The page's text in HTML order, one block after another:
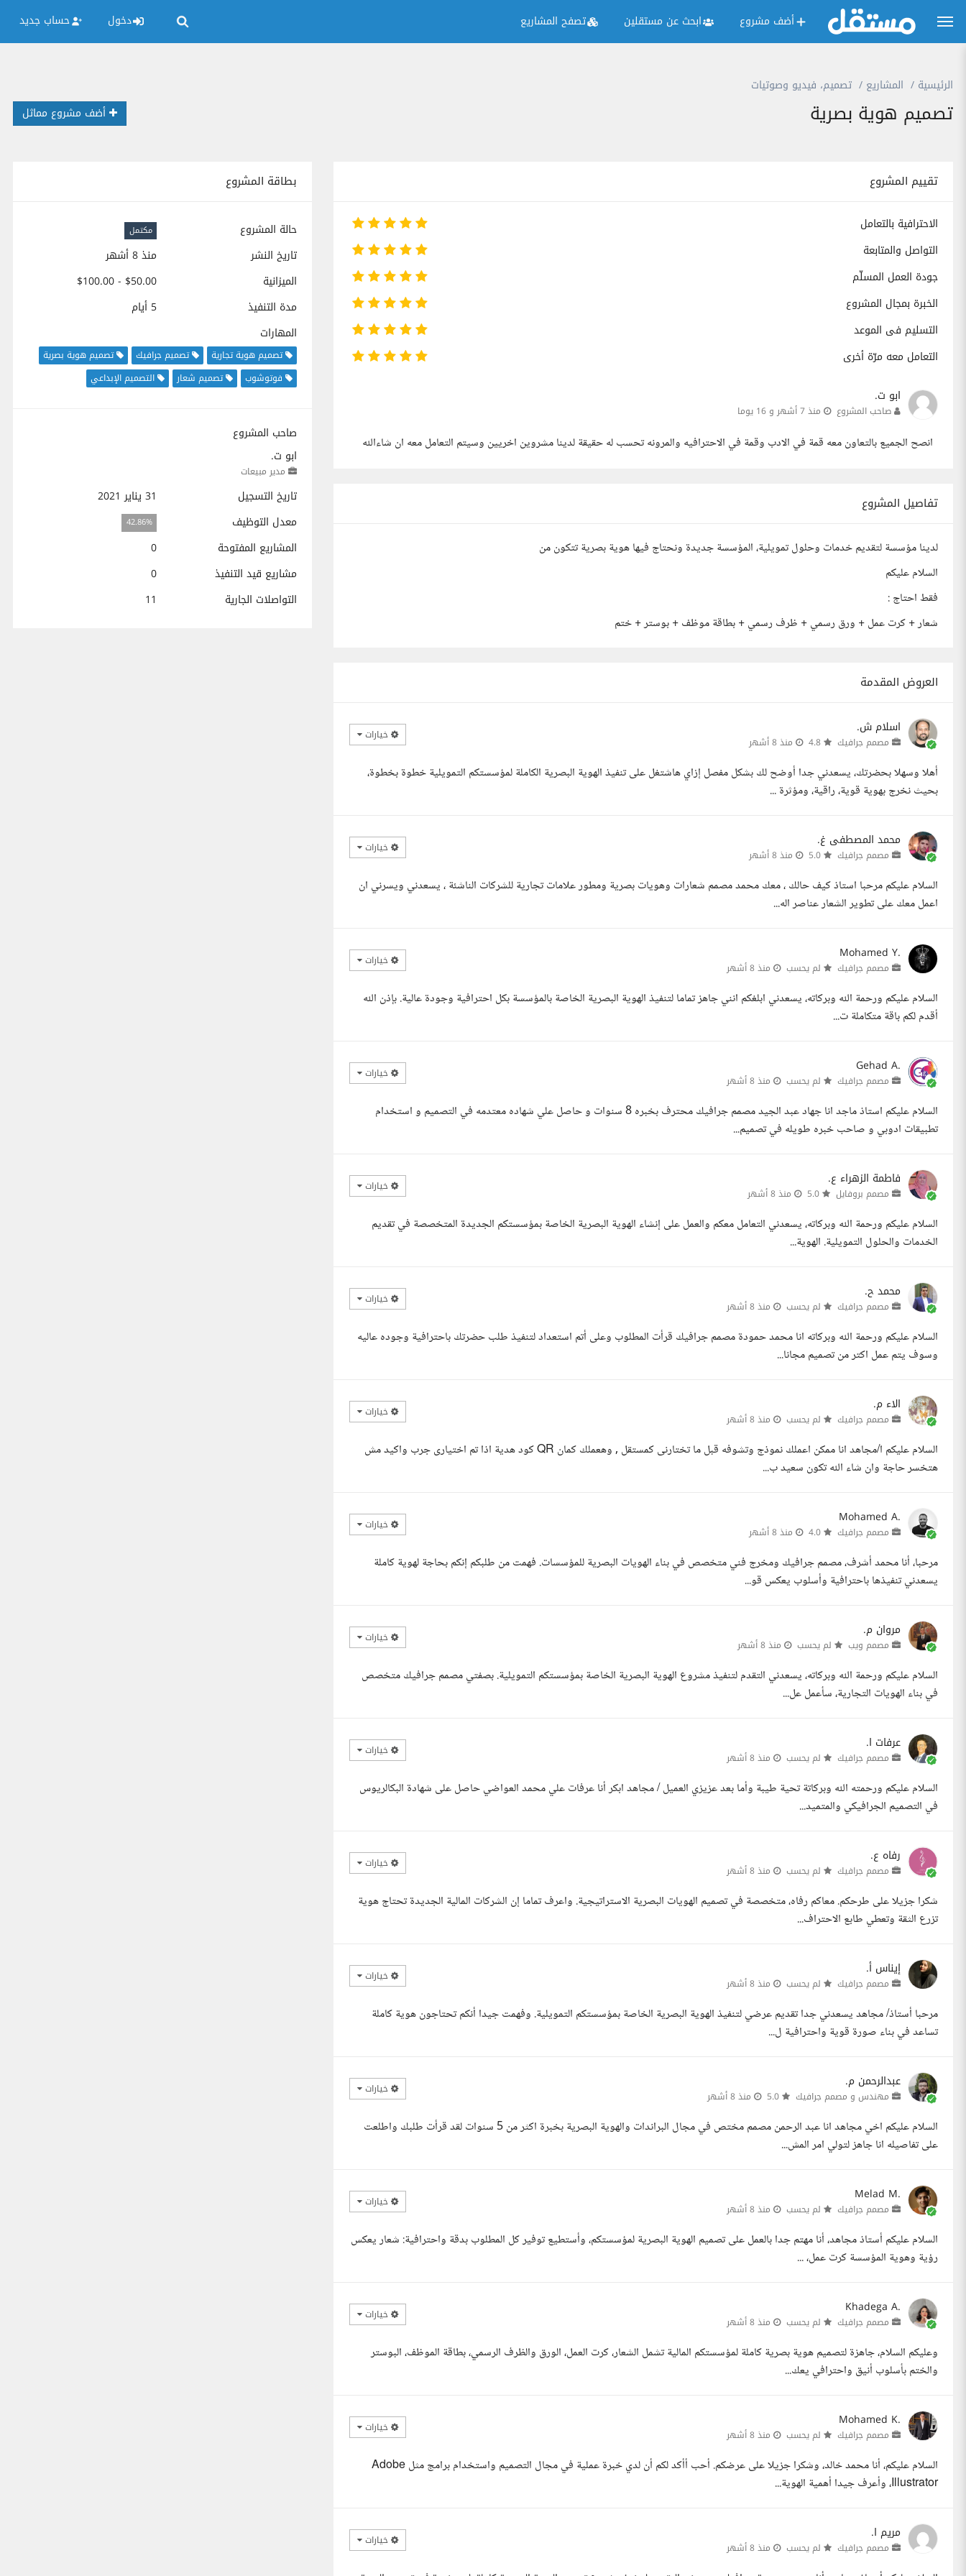
أضف مشروع ابحث عن مستقلين تصفح المشاريع دخول حساب جديد
الرئيسية المشاريع تصميم، فيديو وصوتيات
تصميم هوية بصرية أضف مشروع مماثل
بطاقة المشروع
حالة المشروع مكتمل
تاريخ النشر
منذ 8 أشهر
الميزانية
$50.00 - $100.00
مدة التنفيذ
5 أيام
المهارات
تصميم هوية تجارية تصميم جرافيك
تصميم هوية بصرية
فوتوشوب
تصميم شعار التصميم الإبداعي
صاحب المشروع
ابو ت.
مدير مبيعات
تاريخ التسجيل
31 يناير 2021
معدل التوظيف
42.86%
المشاريع المفتوحة
0
مشاريع قيد التنفيذ
0
التواصلات الجارية
11
تقييم المشروع
الاحترافية بالتعامل
التواصل والمتابعة
جودة العمل المسلّم
الخبرة بمجال المشروع
التسليم فى الموعد
التعامل معه مرّة أخرى
ابو ت.
صاحب المشروع منذ 7 أشهر و 16 يوما
انصح الجميع بالتعاون معه قمة في الادب وقمة في الاحترافيه والمرونه تحسب له حقيقة لدينا مشروين اخريين وسيتم التعامل معه ان شاءالله
تفاصيل المشروع
لدينا مؤسسة لتقديم خدمات وحلول تمويلية، المؤسسة جديدة ونحتاج فيها هوية بصرية تتكون من
السلام عليكم
فقط احتاج :
شعار + كرت عمل + ورق رسمي + ظرف رسمي + بطاقة موظف + بوستر + ختم
العروض المقدمة
اسلام ش.
مصمم جرافيك منذ 8 أشهر خيارات
أهلا وسهلا بحضرتك، يسعدني جدا أوضح لك بشكل مفصل إزاي هاشتغل على تنفيذ الهوية البصرية الكاملة لمؤسستكم التمويلية خطوة بخطوة،
بحيث نخرج بهوية قوية، راقية، ومؤثرة ...
محمد المصطفى غ.
مصمم جرافيك منذ 8 أشهر خيارات
السلام عليكم مرحبا استاذ كيف حالك ، معك محمد مصمم شعارات وهويات بصرية ومطور علامات تجارية للشركات الناشئة ، يسعدني ويسرني ان
اعمل معك على تطوير الشعار عناصر اله...
Mohamed Y.
مصمم جرافيك لم يحسب منذ 8 أشهر خيارات
السلام عليكم ورحمة الله وبركاته، يسعدني ابلغكم انني جاهز تماما لتنفيذ الهوية البصرية الخاصة بالمؤسسة بكل احترافية وجودة عالية. بإذن الله
أقدم لكم باقة متكاملة ت...
Gehad A.
مصمم جرافيك لم يحسب منذ 8 أشهر خيارات
السلام عليكم استاذ ماجد انا جهاد عبد الجيد مصمم جرافيك محترف بخبره 8 سنوات و حاصل علي شهاده معتدمه في التصميم و استخدام
تطبيقات ادوبي و صاحب خبره طويله في تصميم...
فاطمة الزهراء ع.
مصمم بروفايل منذ 8 أشهر خيارات
السلام عليكم ورحمة الله وبركاته، يسعدني التعامل معكم والعمل على إنشاء الهوية البصرية الخاصة بمؤسستكم الجديدة المتخصصة في تقديم
الخدمات والحلول التمويلية. الهوية...
محمد ح.
مصمم جرافيك لم يحسب منذ 8 أشهر خيارات
السلام عليكم ورحمة الله وبركاته انا محمد حمودة مصمم جرافيك قرأت المطلوب وعلى أتم استعداد لتنفيذ طلب حضرتك باحترافية وجوده عاليه
وسوف يتم عمل اكتر من تصميم مجانا...
الاء م.
مصمم جرافيك لم يحسب منذ 8 أشهر خيارات
السلام عليكم ا/مجاهد انا ممكن اعملك نموذج وتشوفه قبل ما تختارنى كمستقل , وهعملك كمان QR كود هدية اذا تم اختيارى جرب واكيد مش
هتخسر حاجة وان شاء الله تكون سعيد ب...
Mohamed A.
مصمم جرافيك منذ 8 أشهر خيارات
مرحبا، أنا محمد أشرف، مصمم جرافيك ومخرج فني متخصص في بناء الهويات البصرية للمؤسسات. فهمت من طلبكم إنكم بحاجة لهوية كاملة
يسعدني تنفيذها باحترافية وأسلوب يعكس قو...
مروان م.
مصمم ويب لم يحسب منذ 8 أشهر خيارات
السلام عليكم ورحمة الله وبركاته، يسعدني التقدم لتنفيذ مشروع الهوية البصرية الخاصة بمؤسستكم التمويلية. بصفتي مصمم جرافيك متخصص
في بناء الهويات التجارية، سأعمل عل...
عرفات ا.
مصمم جرافيك لم يحسب منذ 8 أشهر خيارات
السلام عليكم ورحمته الله وبركاتة تحية طيبة وأما بعد عزيزي العميل / مجاهد ابكر أنا عرفات علي محمد العواضي حاصل على شهادة البكالريوس
في التصميم الجرافيكي والمتميد...
رفاه ع.
مصمم جرافيك لم يحسب منذ 8 أشهر خيارات
شكرا جزيلا على طرحكم. معاكم رفاه، متخصصة في تصميم الهويات البصرية الاستراتيجية. واعرف تماما إن الشركات المالية الجديدة تحتاج هوية
تزرع الثقة وتعطي طابع الاحتراف...
إيناس أ.
مصمم جرافيك لم يحسب منذ 8 أشهر خيارات
مرحبا أستاذ/ مجاهد يسعدني جدا تقديم عرضي لتنفيذ الهوية البصرية الخاصة بمؤسستكم التمويلية. وفهمت جيدا أنكم تحتاجون هوية كاملة
تساعد في بناء صورة قوية واحترافية ل...
عبدالرحمن م.
مهندس و مصمم جرافيك منذ 8 أشهر خيارات
السلام عليكم اخي مجاهد انا عبد الرحمن مصمم مختص في مجال البراندات والهوية البصرية بخبرة اكثر من 5 سنوات لقد قرأت طلبك واطلعت
على تفاصيله انا جاهز لتولي امر المش...
Melad M.
مصمم جرافيك لم يحسب منذ 8 أشهر خيارات
السلام عليكم أستاذ مجاهد، أنا مهتم جدا بالعمل على تصميم الهوية البصرية لمؤسستكم، وأستطيع توفير كل المطلوب بدقة واحترافية: شعار يعكس
رؤية وهوية المؤسسة كرت عمل، ...
Khadega A.
مصمم جرافيك لم يحسب منذ 8 أشهر خيارات
وعليكم السلام، جاهزة لتصميم هوية بصرية كاملة لمؤسستكم المالية تشمل الشعار، كرت العمل، الورق والظرف الرسمي، بطاقة الموظف، البوستر
والختم بأسلوب أنيق واحترافي يعك...
Mohamed K.
مصمم جرافيك لم يحسب منذ 8 أشهر خيارات
السلام عليكم، أنا محمد خالد، وشكرا جزيلا على عرضكم. أحب أأكد لكم أن لدي خبرة عملية في مجال التصميم واستخدام برامج مثل Adobe
Illustrator، وأعرف جيدا أهمية الهوية...
مريم ا.
مصمم جرافيك لم يحسب منذ 8 أشهر خيارات